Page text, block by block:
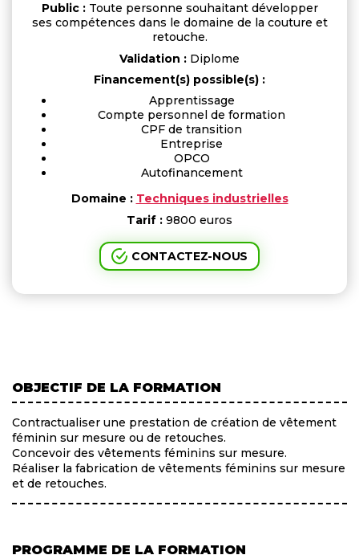
Public :Toute personne souhaitant développer
ses compétences dans le domaine de la couture et
retouche.
Validation : Diplome
Financement(s) possible(s) :
Apprentissage
Compte personnel de formation
CPF de transition
Entreprise
OPCO
Autofinancement
Domaine : Techniques industrielles
Tarif : 9800 euros
CONTACTEZ-NOUS
OBJECTIF DE LA FORMATION
Contractualiser une prestation de création de vêtement
féminin sur mesure ou de retouches.
Concevoir des vêtements féminins sur mesure.
Réaliser la fabrication de vêtements féminins sur mesure
et de retouches.
PROGRAMME DE LA FORMATION